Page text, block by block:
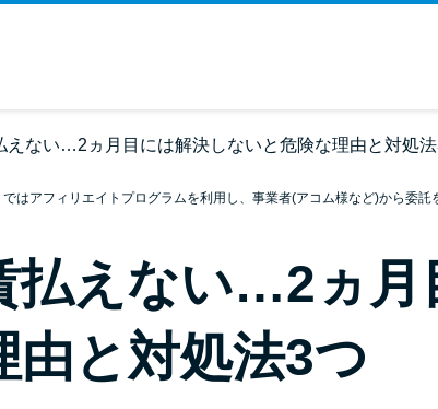
えない…2ヵ月目には解決しないと危険な理由と対処
はアフィリエイトプログラムを利用し、事業者(アコム様など)から委託
払えない…2ヵ月
由と対処法3つ